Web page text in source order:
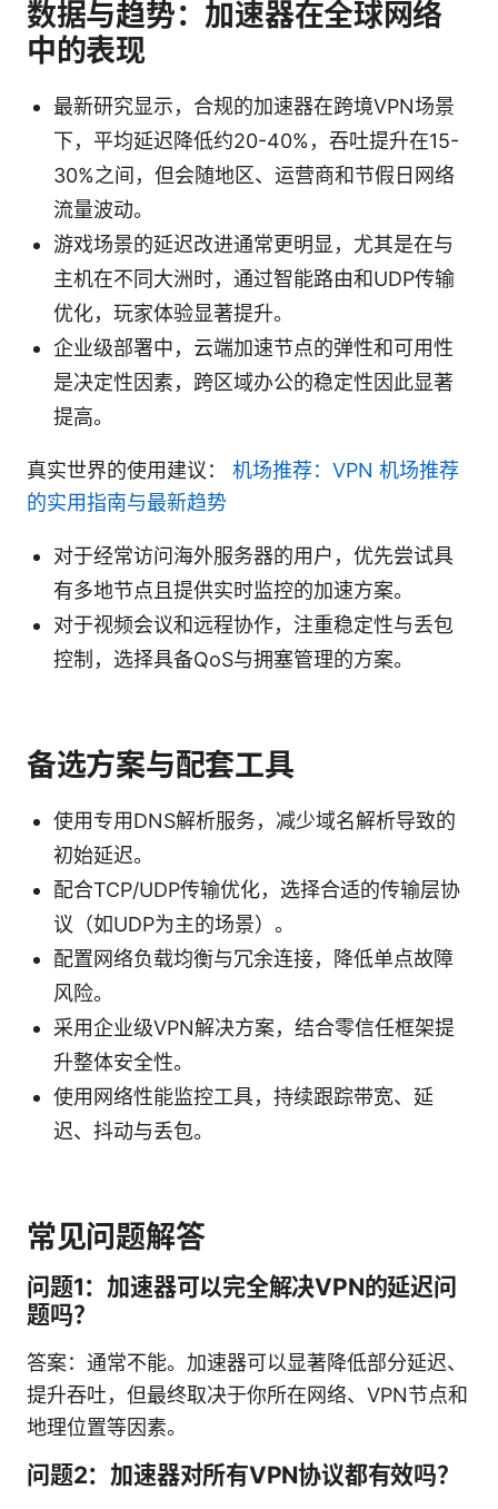
数据与趋势：加速器在全球网络
中的表现
最新研究显示，合规的加速器在跨境VPN场景
下，平均延迟降低约20-40%，吞吐提升在15-
30%之间，但会随地区、运营商和节假日网络
流量波动。
游戏场景的延迟改进通常更明显，尤其是在与
主机在不同大洲时，通过智能路由和UDP传输
优化，玩家体验显著提升。
企业级部署中，云端加速节点的弹性和可用性
是决定性因素，跨区域办公的稳定性因此显著
提高。
真实世界的使用建议： 机场推荐：VPN 机场推荐
的实用指南与最新趋势
对于经常访问海外服务器的用户，优先尝试具
有多地节点且提供实时监控的加速方案。
对于视频会议和远程协作，注重稳定性与丢包
控制，选择具备QoS与拥塞管理的方案。
备选方案与配套工具
使用专用DNS解析服务，减少域名解析导致的
初始延迟。
配合TCP/UDP传输优化，选择合适的传输层协
议（如UDP为主的场景）。
配置网络负载均衡与冗余连接，降低单点故障
风险。
采用企业级VPN解决方案，结合零信任框架提
升整体安全性。
使用网络性能监控工具，持续跟踪带宽、延
迟、抖动与丢包。
常见问题解答
问题1：加速器可以完全解决VPN的延迟问
题吗？
答案：通常不能。加速器可以显著降低部分延迟、
提升吞吐，但最终取决于你所在网络、VPN节点和
地理位置等因素。
问题2：加速器对所有VPN协议都有效吗？